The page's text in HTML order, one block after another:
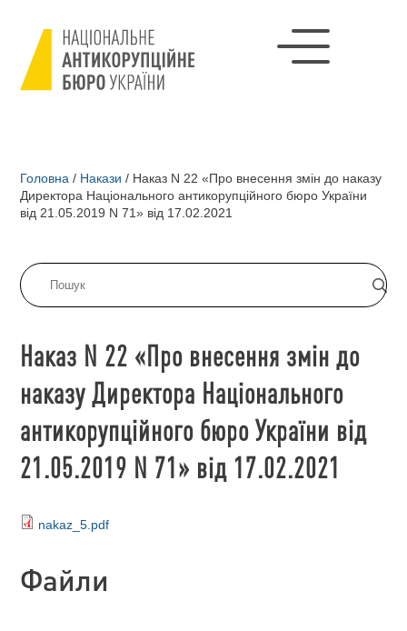
Головна / Накази / Наказ N 22 «Про внесення змін до наказу
Директора Національного антикорупційного бюро України
від 21.05.2019 N 71» від 17.02.2021
Наказ N 22 «Про внесення змін до
наказу Директора Національного
антикорупційного бюро України від
21.05.2019 N 71» від 17.02.2021
nakaz_5.pdf
Файли